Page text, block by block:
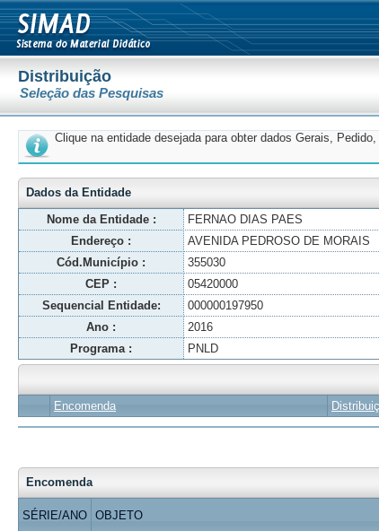
Distribuição
Seleção das Pesquisas
Clique na entidade desejada para obter dados Gerais,
Dados da Entidade
Nome da Entidade :
FERNAO DIAS PAES
Endereço :
AVENIDA PEDROSO DE MORAIS
Cód.Município :
355030
CEP :
05420000
Sequencial Entidade:
000000197950
Ano :
2016
Programa :
PNLD
Encomenda
Encomenda
SÉRIE/ANO OBJETO